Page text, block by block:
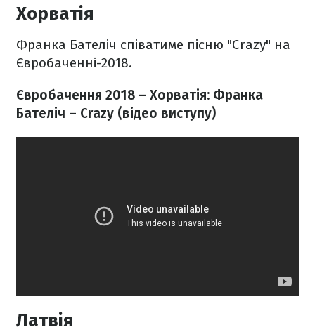
Хорватія
Франка Бателіч співатиме пісню "Crazy" на
Євробаченні-2018.
Євробачення 2018 – Хорватія: Франка
Бателіч – Crazy (відео виступу)
Латвія